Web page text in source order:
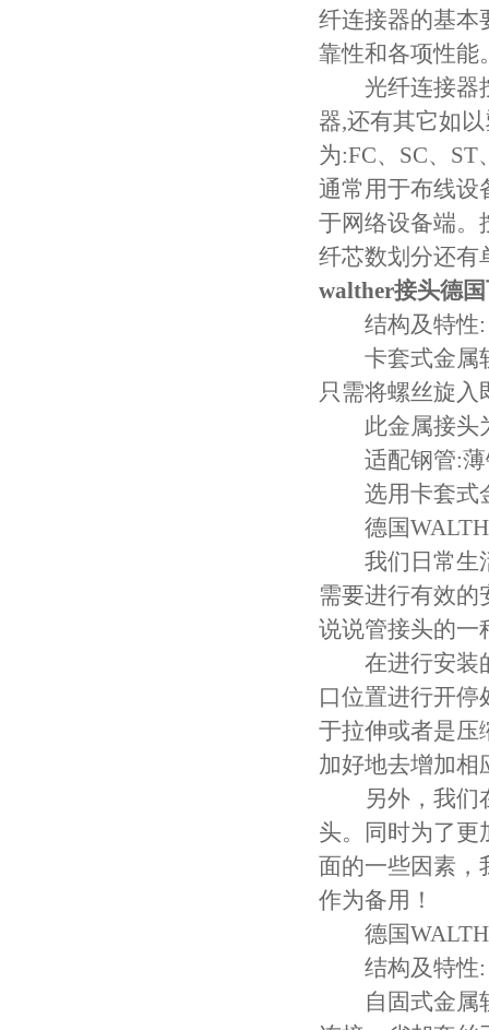
纤连接器的基本
靠性和各项性能
光纤连接器按
器,还有其它如
为:FC、SC、
通常用于布线设
于网络设备端。
纤芯数划分还有
walther接头德
结构及特性:
卡套式金属软
只需将螺丝旋入
此金属接头为
适配钢管:薄
选用卡套式金
德国
我们日常生活
需要进行有效的
说说管接头的
在进行安装的
口位置进行开
于拉伸或者是压
加好地去增加相
另外，我们在
头。同时为了更
面的一些因素，
作为备用！
德国
结构及特性:
自固式金属软